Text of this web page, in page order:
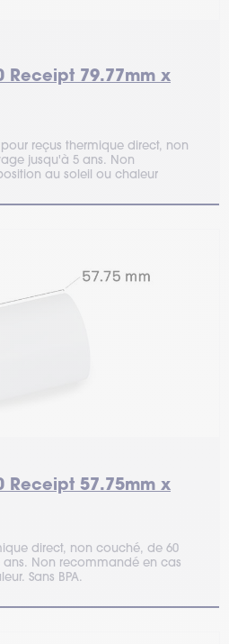
Receipt 79.77mm x
pour reçus thermique direct, non
jusqu'à 5 ans. Non
au soleil ou chaleur
Receipt 57.75mm x
direct, non couché, de 60
ans. Non recommandé en cas
Sans BPA.